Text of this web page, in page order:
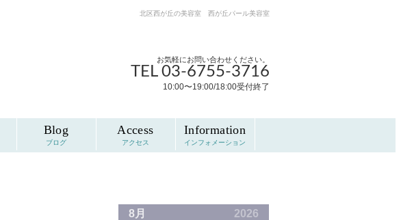
北区西が丘の美容室 西が丘パール美容室
お気軽にお問い合わせください。
TEL 03-6755-3716
10:00〜19:00/18:00受付終了
Blog
ブログ
Access
アクセス
Information
インフォメーション
8月 2026